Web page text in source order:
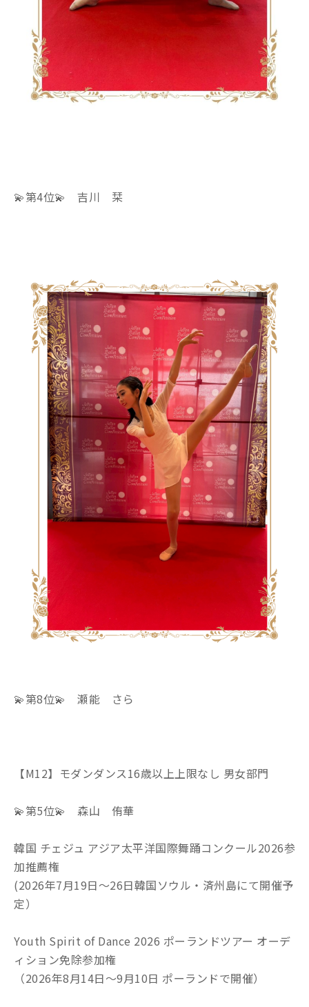
💫第4位💫 吉川 栞
💫第8位💫 瀬能 さら
【M12】モダンダンス16歳以上上限なし 男女部門
💫第5位💫 森山 侑華
韓国 チェジュ アジア太平洋国際舞踊コンクール2026参
加推薦権
(2026年7月19日～26日韓国ソウル・済州島にて開催予
定）
Youth Spirit of Dance 2026 ポーランドツアー オーデ
ィション免除参加権
（2026年8月14日～9月10日 ポーランドで開催）